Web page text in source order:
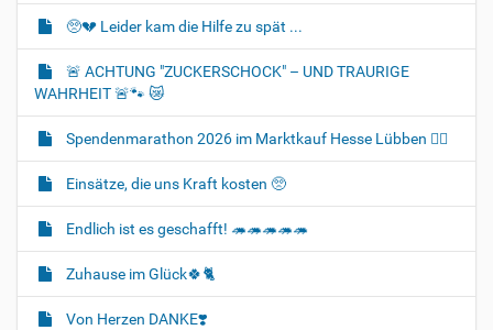
🥺💔 Leider kam die Hilfe zu spät ...
🚨 ACHTUNG "ZUCKERSCHOCK" – UND TRAURIGE
WAHRHEIT 🚨🐾 😿
Spendenmarathon 2026 im Marktkauf Hesse Lübben 👍🏻
Einsätze, die uns Kraft kosten 🥺
Endlich ist es geschafft! 🦔🦔🦔🦔🦔
Zuhause im Glück🍀🐈‍
Von Herzen DANKE❣️